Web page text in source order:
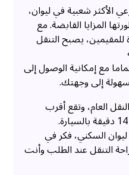
الأكثر شعبية في ليوان،
المزايا القابضة. مع
يصبح التنقل
مع إمكانية الوصول إلى
إلى وجهتك.
العام، وتقع أقرب
محطة مترو، الراشدية، على بعد 14 دقيقة بالسيارة.
السكني، فكر في
التنقل عند الطلب وأنت